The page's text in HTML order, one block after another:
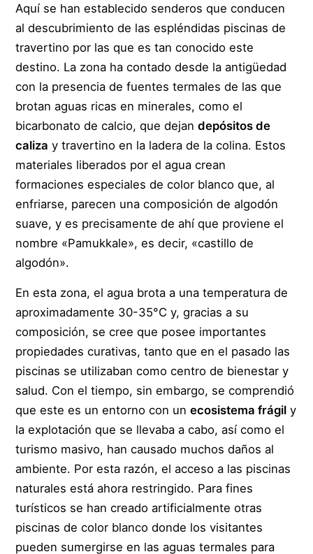
Aquí se han establecido senderos que conducen
al descubrimiento de las espléndidas piscinas de
travertino por las que es tan conocido este
destino. La zona ha contado desde la antigüedad
con la presencia de fuentes termales de las que
brotan aguas ricas en minerales, como el
bicarbonato de calcio, que dejandepósitos de
caliza y travertino en la ladera de la colina. Estos
materiales liberados por el agua crean
formaciones especiales de color blanco que, al
enfriarse, parecen una composición de algodón
suave, y es precisamente de ahí que proviene el
nombre «Pamukkale», es decir, «castillo de
algodón».
En esta zona, el agua brota a una temperatura de
aproximadamente 30-35°C y, gracias a su
composición, se cree que posee importantes
propiedades curativas, tanto que en el pasado las
piscinas se utilizaban como centro de bienestar y
salud. Con el tiempo, sin embargo, se comprendió
que este es un entorno con unecosistema frágil y
la explotación que se llevaba a cabo, así como el
turismo masivo, han causado muchos daños al
ambiente. Por esta razón, el acceso a las piscinas
naturales está ahora restringido. Para fines
turísticos se han creado artificialmente otras
piscinas de color blanco donde los visitantes
pueden sumergirse en las aguas termales para